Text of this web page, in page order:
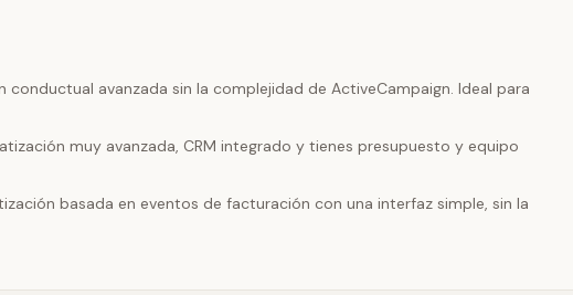
conductual avanzada sin la complejidad de ActiveCampaign. Ideal para
muy avanzada, CRM integrado y tienes presupuesto y equipo
basada en eventos de facturación con una interfaz simple, sin la